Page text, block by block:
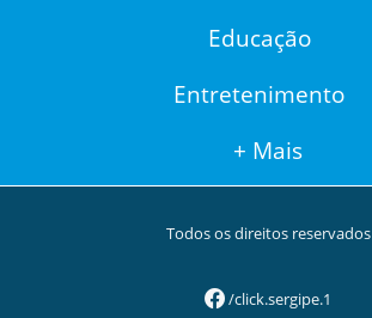
Educação
Entretenimento
+ Mais
Todos os direitos reservados
/click.sergipe.1